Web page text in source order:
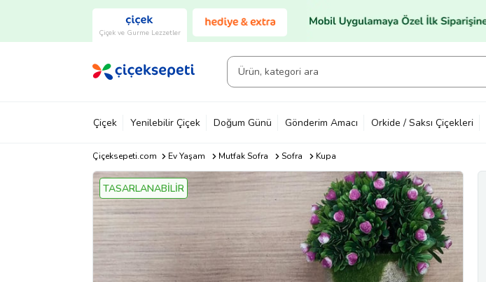
Çiçek ve Gurme Lezzetler
Çiçek Yenilebilir Çiçek Doğum Günü Gönderim Amacı Orkide / Saksı Çiçekleri
Çiçeksepeti.com Ev Yaşam Mutfak Sofra Sofra Kupa
TASARLANABİLİR